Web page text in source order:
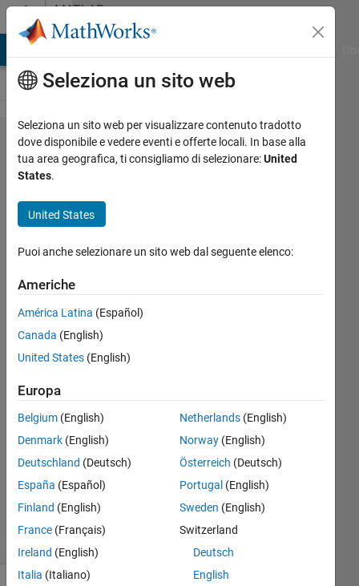
Vai al contenutoMATLAB
Answers
The fastest
way to read
velocity
certain
positions?
Xinchen
15 Ago
2020
1
Risposta
18 Ago
2020
5
Visualizzazioni
Seleziona un sito web
Seleziona un sito web per visualizzare contenuto tradotto
dove disponibile e vedere eventi e offerte locali. In base alla
tua area geografica, ti consigliamo di selezionare:United
States.
United States
Puoi anche selezionare un sito web dal seguente elenco:
Americhe
América Latina (Español)
Canada (English)
United States (English)
Europa
Belgium (English)
Denmark (English)
Deutschland (Deutsch)
España (Español)
Finland (English)
France (Français)
Ireland (English)
Italia (Italiano)
Netherlands(English)
Norway(English)
Österreich (Deutsch)
Portugal (English)
Sweden (English)
Switzerland
Deutsch
English